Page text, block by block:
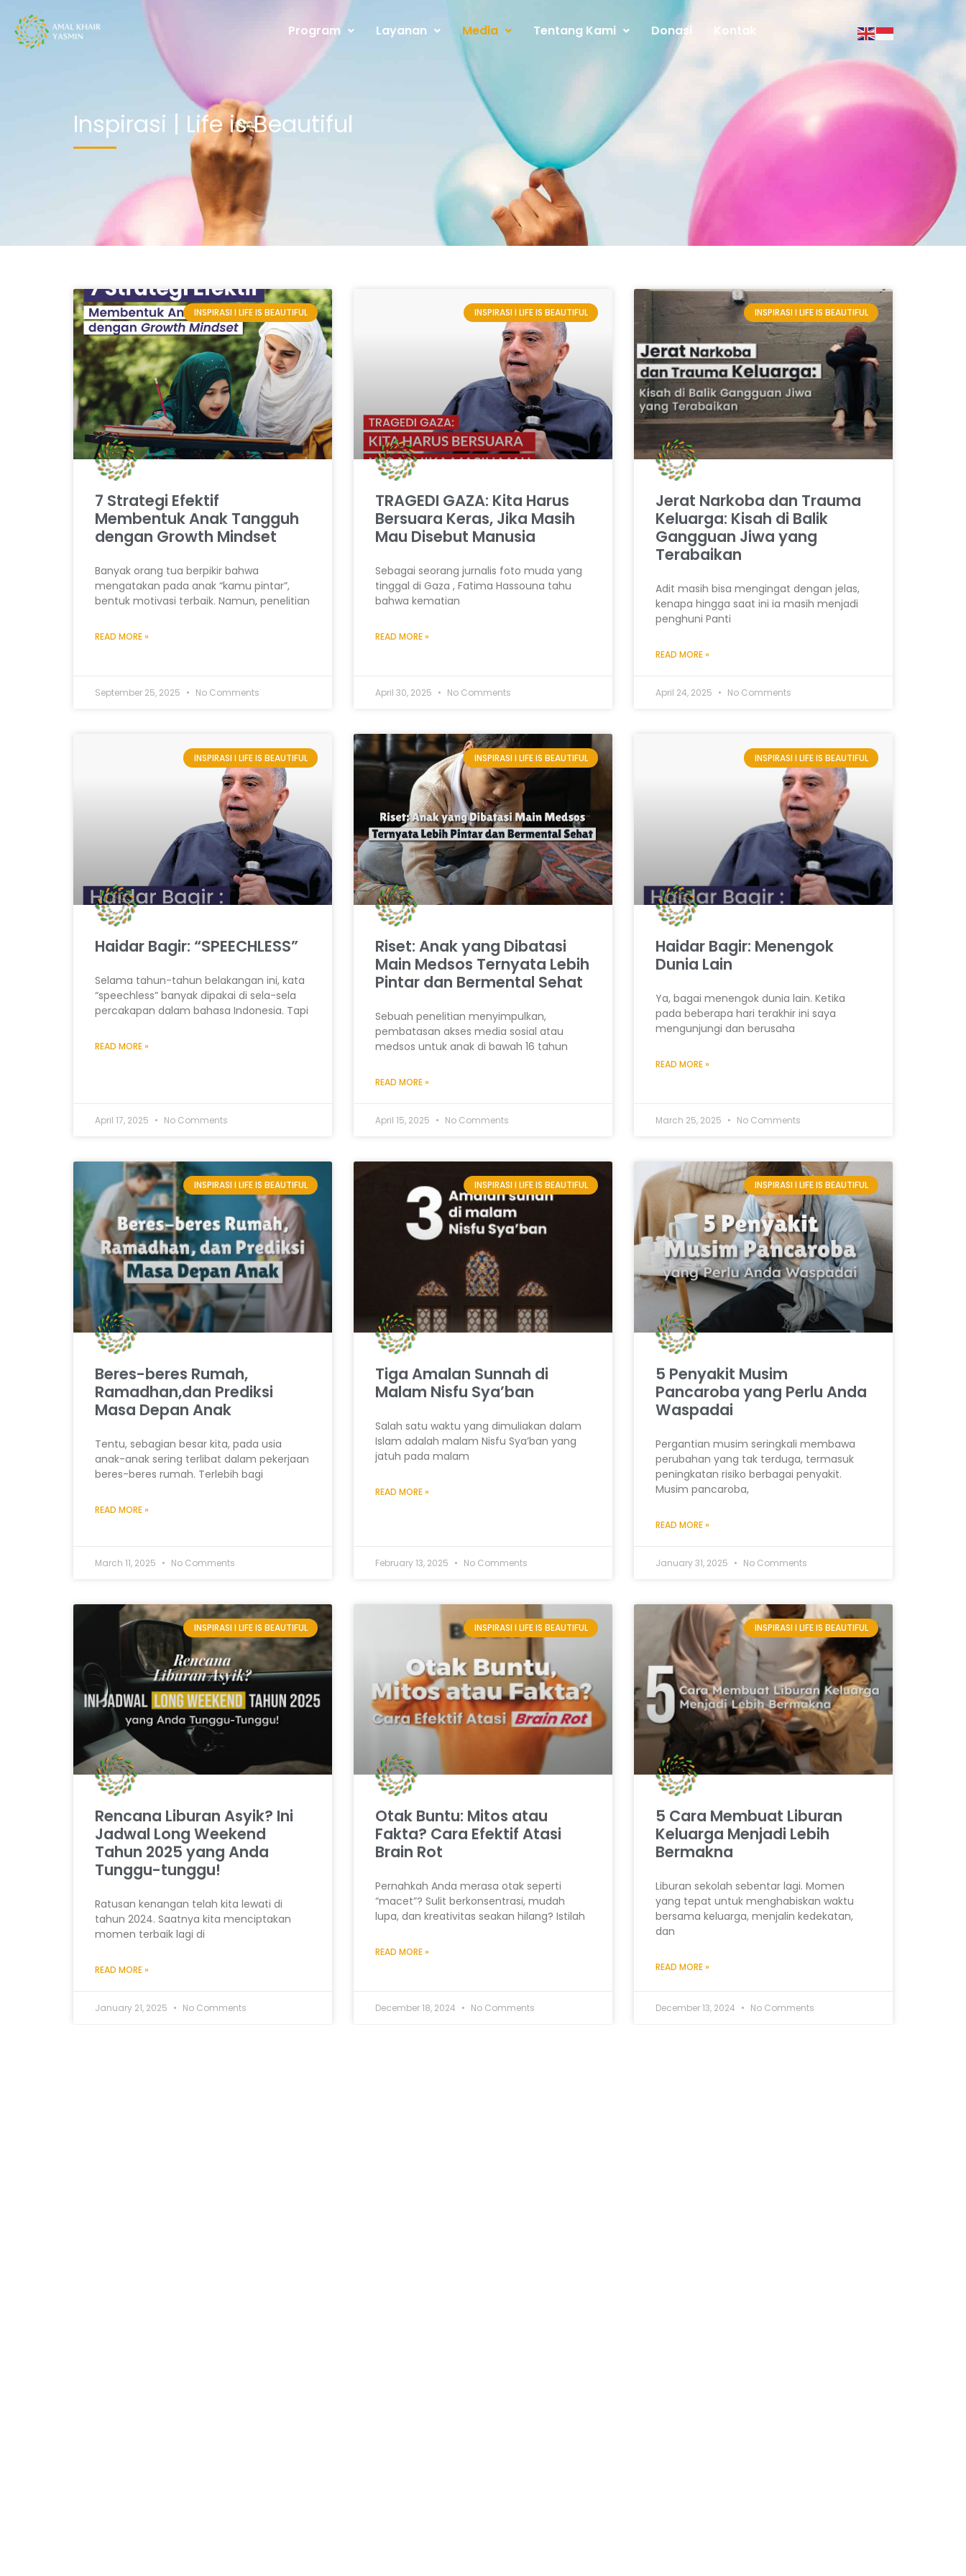
Program Layanan Media Tentang Kami Donasi Kontak
Inspirasi | Life is Beautiful
INSPIRASI I LIFE IS BEAUTIFUL
7 Strategi Efektif
Membentuk Anak Tangguh
dengan Growth Mindset
Banyak orang tua berpikir bahwa
mengatakan pada anak “kamu pintar”,
bentuk motivasi terbaik. Namun, penelitian
READ MORE »
September 25, 2025 No Comments
INSPIRASI I LIFE IS BEAUTIFUL
TRAGEDI GAZA: Kita Harus
Bersuara Keras, Jika Masih
Mau Disebut Manusia
Sebagai seorang jurnalis foto muda yang
tinggal di Gaza , Fatima Hassouna tahu
bahwa kematian
READ MORE »
April 30, 2025 No Comments
INSPIRASI I LIFE IS BEAUTIFUL
Jerat Narkoba dan Trauma
Keluarga: Kisah di Balik
Gangguan Jiwa yang
Terabaikan
Adit masih bisa mengingat dengan jelas,
kenapa hingga saat ini ia masih menjadi
penghuni Panti
READ MORE »
April 24, 2025 No Comments
INSPIRASI I LIFE IS BEAUTIFUL
Haidar Bagir: “SPEECHLESS”
Selama tahun-tahun belakangan ini, kata
“speechless” banyak dipakai di sela-sela
percakapan dalam bahasa Indonesia. Tapi
READ MORE »
April 17, 2025 No Comments
INSPIRASI I LIFE IS BEAUTIFUL
Riset: Anak yang Dibatasi
Main Medsos Ternyata Lebih
Pintar dan Bermental Sehat
Sebuah penelitian menyimpulkan,
pembatasan akses media sosial atau
medsos untuk anak di bawah 16 tahun
READ MORE »
April 15, 2025 No Comments
INSPIRASI I LIFE IS BEAUTIFUL
Haidar Bagir: Menengok
Dunia Lain
Ya, bagai menengok dunia lain. Ketika
pada beberapa hari terakhir ini saya
mengunjungi dan berusaha
READ MORE »
March 25, 2025 No Comments
INSPIRASI I LIFE IS BEAUTIFUL
Beres-beres Rumah,
Ramadhan,dan Prediksi
Masa Depan Anak
Tentu, sebagian besar kita, pada usia
anak-anak sering terlibat dalam pekerjaan
beres-beres rumah. Terlebih bagi
READ MORE »
March 11, 2025 No Comments
INSPIRASI I LIFE IS BEAUTIFUL
Tiga Amalan Sunnah di
Malam Nisfu Sya’ban
Salah satu waktu yang dimuliakan dalam
Islam adalah malam Nisfu Sya’ban yang
jatuh pada malam
READ MORE »
February 13, 2025 No Comments
INSPIRASI I LIFE IS BEAUTIFUL
5 Penyakit Musim
Pancaroba yang Perlu Anda
Waspadai
Pergantian musim seringkali membawa
perubahan yang tak terduga, termasuk
peningkatan risiko berbagai penyakit.
Musim pancaroba,
READ MORE »
January 31, 2025 No Comments
INSPIRASI I LIFE IS BEAUTIFUL
Rencana Liburan Asyik? Ini
Jadwal Long Weekend
Tahun 2025 yang Anda
Tunggu-tunggu!
Ratusan kenangan telah kita lewati di
tahun 2024. Saatnya kita menciptakan
momen terbaik lagi di
READ MORE »
January 21, 2025 No Comments
INSPIRASI I LIFE IS BEAUTIFUL
Otak Buntu: Mitos atau
Fakta? Cara Efektif Atasi
Brain Rot
Pernahkah Anda merasa otak seperti
“macet”? Sulit berkonsentrasi, mudah
lupa, dan kreativitas seakan hilang? Istilah
READ MORE »
December 18, 2024 No Comments
INSPIRASI I LIFE IS BEAUTIFUL
5 Cara Membuat Liburan
Keluarga Menjadi Lebih
Bermakna
Liburan sekolah sebentar lagi. Momen
yang tepat untuk menghabiskan waktu
bersama keluarga, menjalin kedekatan,
dan
READ MORE »
December 13, 2024 No Comments